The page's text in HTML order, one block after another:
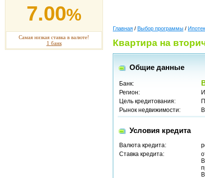
7.00%
Самая низкая ставка в валюте!
1 банк
Главная / Выбор программы /
Квартира на
Общие данные
Банк:
Регион:
Цель кредитования:
Рынок недвижимости:
Условия кредита
Валюта кредита:
Ставка кредита: